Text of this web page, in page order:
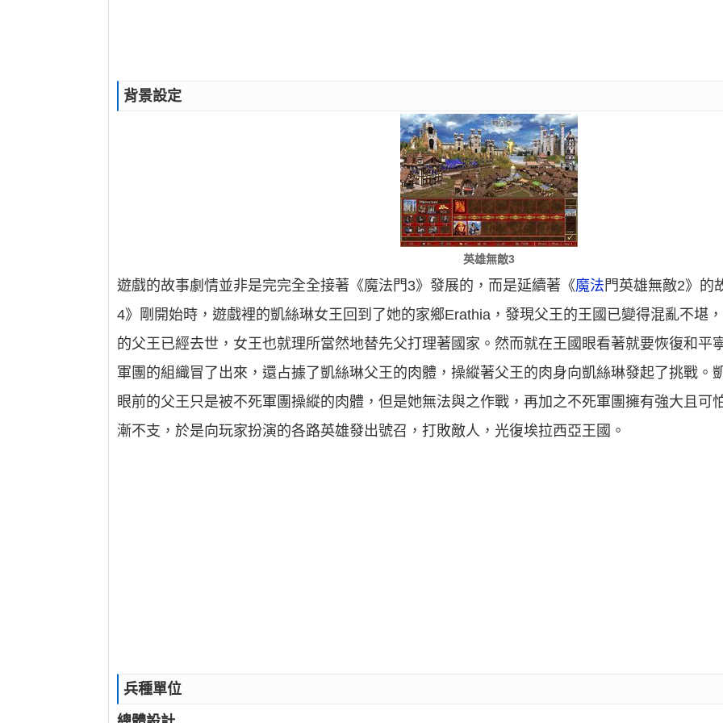
背景設定
英雄無敵3
遊戲的故事劇情並非是完完全全接著《魔法門3》發展的，而是延續著《魔法 門英雄無敵2》的
4》剛開始時，遊戲裡的凱絲琳女王回到了她的家鄉Erathia，發現父王的王國已變得混亂不堪
的父王已經去世，女王也就理所當然地替先父打理著國家。然而就在王國眼看著就要恢復和平
軍團的組織冒了出來，還占據了凱絲琳父王的肉體，操縱著父王的肉身向凱絲琳發起了挑戰。
眼前的父王只是被不死軍團操縱的肉體，但是她無法與之作戰，再加之不死軍團擁有強大且可
漸不支，於是向玩家扮演的各路英雄發出號召，打敗敵人，光復埃拉西亞王國。
兵種單位